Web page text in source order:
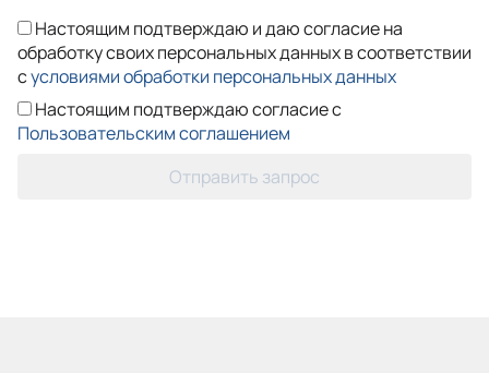
Настоящим подтверждаю и даю согласие на
обработку своих персональных данных в соответствии
сусловиями обработки персональных данных
Настоящим подтверждаю согласие с
Пользовательским соглашением
Отправить запрос